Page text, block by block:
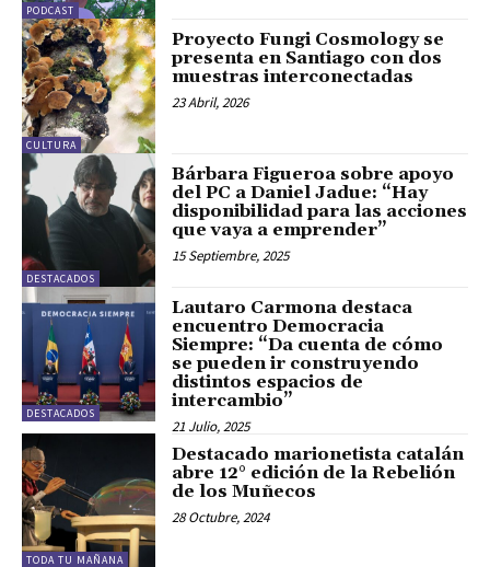
PODCAST
CULTURA
Proyecto Fungi Cosmology se
presenta en Santiago con dos
muestras interconectadas
23 Abril, 2026
DESTACADOS
Bárbara Figueroa sobre apoyo
del PC a Daniel Jadue: “Hay
disponibilidad para las acciones
que vaya a emprender”
15 Septiembre, 2025
DESTACADOS
Lautaro Carmona destaca
encuentro Democracia
Siempre: “Da cuenta de cómo
se pueden ir construyendo
distintos espacios de
intercambio”
21 Julio, 2025
TODA TU MAÑANA
Destacado marionetista catalán
abre 12° edición de la Rebelión
de los Muñecos
28 Octubre, 2024